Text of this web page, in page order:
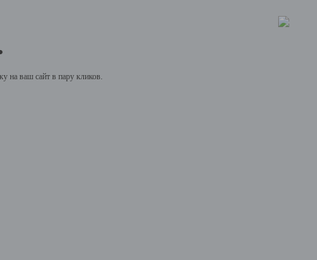
на ваш сайт в пару кликов.